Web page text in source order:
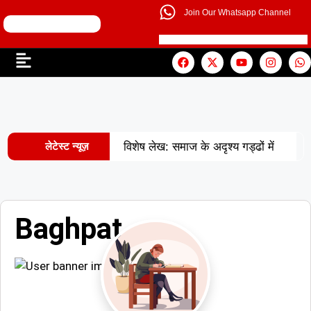
Join Our Whatsapp Channel
लेटेस्ट न्यूज़ विशेष लेख: समाज के अदृश्य गड्ढों में
मिसाल: अपना ‘राज्य युवा पुरस्कार’ युवा शक्ति
को समर्पित करेंगे अमन
शिक्षाविद् डॉ. सत्यवीर सिंह को समग्र शिक्षा
(माध्यमिक) के जिला समन्वयक का प्रभार
Baghpat